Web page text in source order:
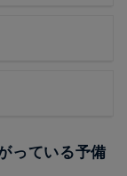
っている予備